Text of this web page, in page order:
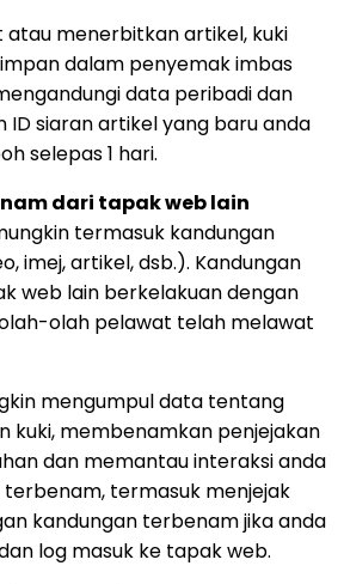
atau menerbitkan artikel, kuki
dalam penyemak imbas
data peribadi dan
ID siaran artikel yang baru anda
selepas 1 hari.
dari tapak web lain
termasuk kandungan
imej, artikel, dsb.). Kandungan
web lain berkelakuan dengan
olah pelawat telah melawat
mengumpul data tentang
kuki, membenamkan penjejakan
dan memantau interaksi anda
termasuk menjejak
kandungan terbenam jika anda
log masuk ke tapak web.